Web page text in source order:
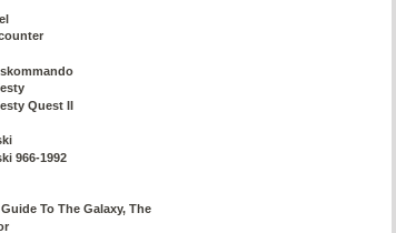
Quest II
966-1992
To The Galaxy, The